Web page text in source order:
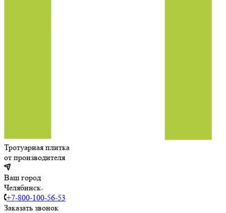
Тротуарная плитка
от производителя
Ваш город
Челябинск
+7-800-100-56-53
Заказать звонок